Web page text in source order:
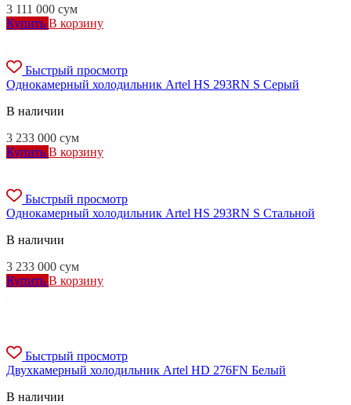
3 111 000 сум
Купить В корзину
Быстрый просмотр
Однокамерный холодильник Artel HS 293RN S Серый
В наличии
3 233 000 сум
Купить В корзину
Быстрый просмотр
Однокамерный холодильник Artel HS 293RN S Стальной
В наличии
3 233 000 сум
Купить В корзину
Быстрый просмотр
Двухкамерный холодильник Artel HD 276FN Белый
В наличии